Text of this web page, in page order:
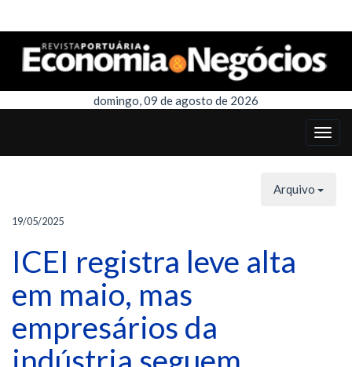
domingo, 09 de agosto de 2026
Arquivo
19/05/2025
ICEI registra leve alta
em maio, mas
empresários da